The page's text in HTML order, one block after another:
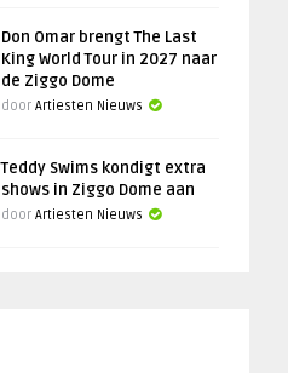
Don Omar brengt The Last
King World Tour in 2027 naar
de Ziggo Dome
door Artiesten Nieuws
Teddy Swims kondigt extra
shows in Ziggo Dome aan
door Artiesten Nieuws